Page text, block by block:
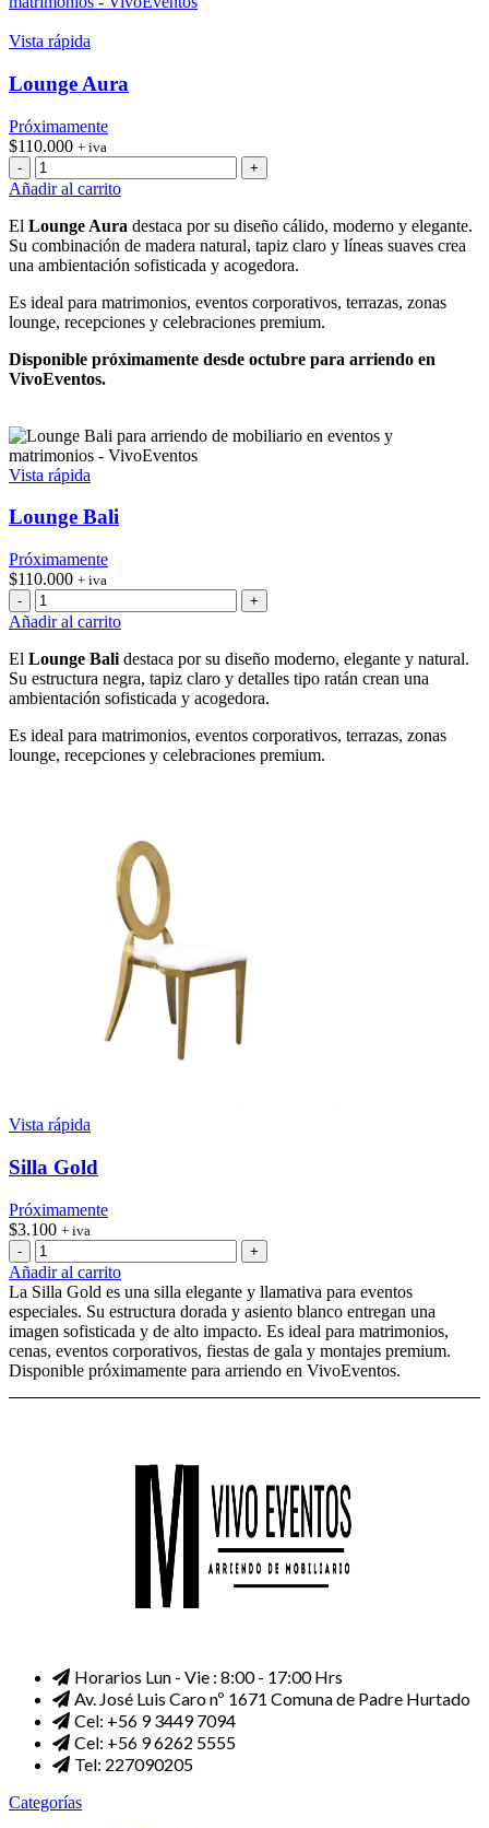
Vista rápida
Lounge Aura
Próximamente
$110.000 + iva
Lounge
Aura
Añadir al carrito
El Lounge Aura destaca por su diseño cálido, moderno y elegante.
Su combinación de madera natural, tapiz claro y líneas suaves crea
una ambientación sofisticada y acogedora.
Es ideal para matrimonios, eventos corporativos, terrazas, zonas
lounge, recepciones y celebraciones premium.
Disponible próximamente desde octubre para arriendo en
VivoEventos.
Vista rápida
Lounge Bali
Próximamente
$110.000 + iva
Lounge
Bali
Añadir al carrito
El Lounge Bali destaca por su diseño moderno, elegante y natural.
Su estructura negra, tapiz claro y detalles tipo ratán crean una
ambientación sofisticada y acogedora.
Es ideal para matrimonios, eventos corporativos, terrazas, zonas
lounge, recepciones y celebraciones premium.
Vista rápida
Silla Gold
Próximamente
$3.100 + iva
Silla
Gold
cantidad
Añadir al carrito
La Silla Gold es una silla elegante y llamativa para eventos
especiales. Su estructura dorada y asiento blanco entregan una
imagen sofisticada y de alto impacto. Es ideal para matrimonios,
cenas, eventos corporativos, fiestas de gala y montajes premium.
Disponible próximamente para arriendo en VivoEventos.
Horarios Lun - Vie : 8:00 - 17:00 Hrs
Av. José Luis Caro nº 1671 Comuna de Padre Hurtado
Cel: +56 9 3449 7094
Cel: +56 9 6262 5555
Tel: 227090205
Categorías